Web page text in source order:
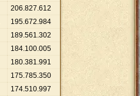
206.827.612
195.672.984
189.561.302
184.100.005
180.381.991
175.785.350
174.510.997